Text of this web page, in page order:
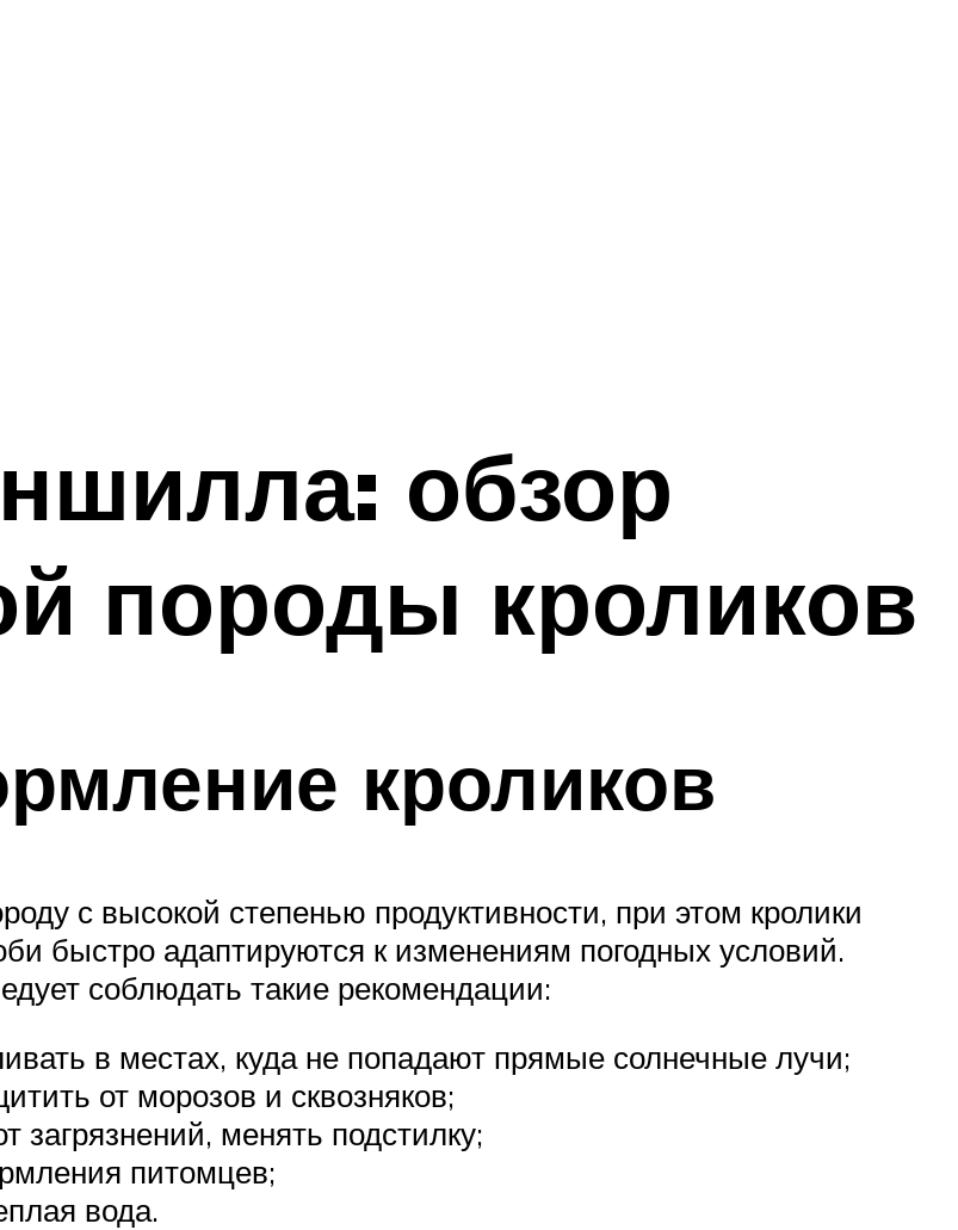
обзор
породы кроликов
кроликов
с высокой степенью продуктивности, при этом кролики
быстро адаптируются к изменениям погодных условий.
соблюдать такие рекомендации:
в местах, куда не попадают прямые солнечные лучи;
от морозов и сквозняков;
загрязнений, менять подстилку;
питомцев;
вода.